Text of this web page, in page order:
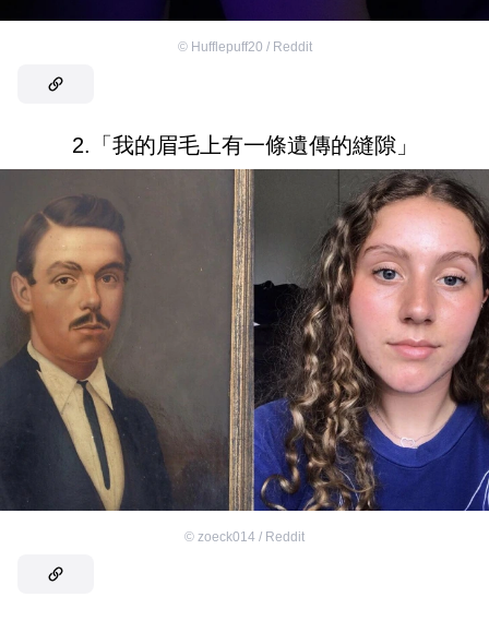
© Hufflepuff20 / Reddit
2.「我的眉毛上有一條遺傳的縫隙」
© zoeck014 / Reddit